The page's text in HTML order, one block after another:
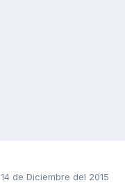
14 de Diciembre del 2015